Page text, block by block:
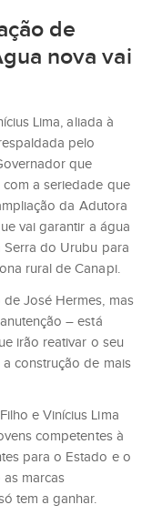
de
nova vai
Lima, aliada à
pelo
que
a seriedade que
da Adutora
vai garantir a água
do Urubu para
rural de Canapi.
José Hermes, mas
– está
irão reativar o seu
construção de mais
e Vinícius Lima
competentes à
para o Estado e o
marcas
tem a ganhar.